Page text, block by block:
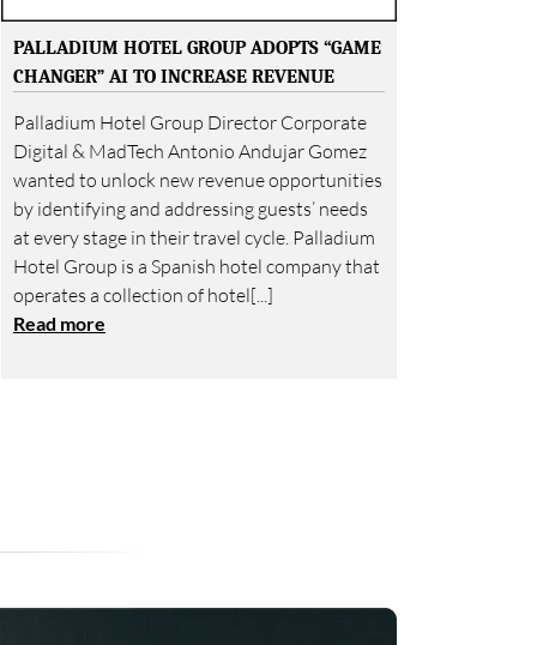
PALLADIUM HOTEL GROUP ADOPTS “GAME
CHANGER” AI TO INCREASE REVENUE
Palladium Hotel Group Director Corporate
Digital & MadTech Antonio Andujar Gomez
wanted to unlock new revenue opportunities
by identifying and addressing guests’ needs
at every stage in their travel cycle. Palladium
Hotel Group is a Spanish hotel company that
operates a collection of hotel[...]
Read more